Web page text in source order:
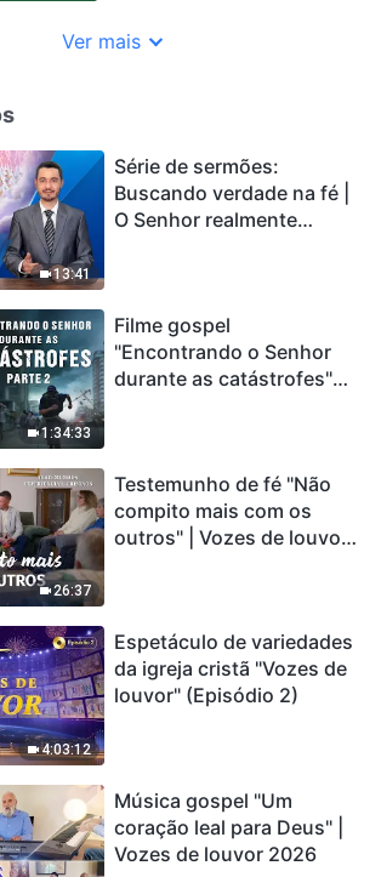
Ver mais
13:41
Série de sermões:
Buscando verdade na fé |
O Senhor realmente
1:34:33
Filme gospel
"Encontrando o Senhor
durante as catástrofes"
catástrofes ccontecem, a
humanidade está
entrando em contagem
26:37
Testemunho de fé "Não
compito mais com os
outros" | Vozes de louvor
4:03:12
Espetáculo de variedades
da igreja cristã "Vozes de
louvor" (Episódio 2)
Música gospel "Um
coração leal para Deus" |
Vozes de louvor 2026